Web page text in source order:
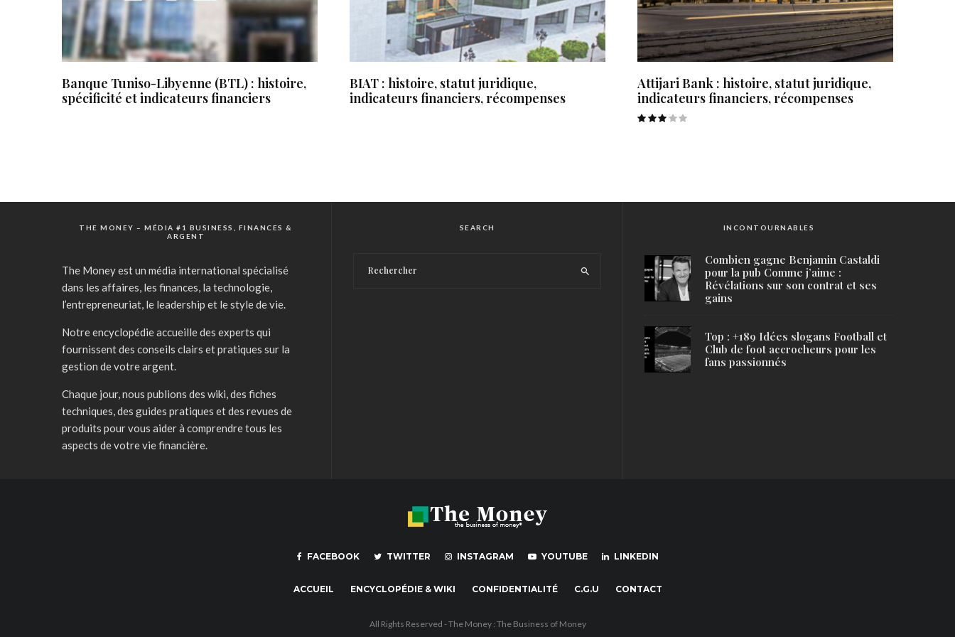
Banque Tuniso-Libyenne (BTL) : histoire,
spécificité et indicateurs financiers
BIAT : histoire, statut juridique,
indicateurs financiers, récompenses
Attijari Bank : histoire, statut juridique,
indicateurs financiers, récompenses
THE MONEY – MÉDIA #1 BUSINESS, FINANCES &
ARGENT
The Money est un média international spécialisé
dans les affaires, les finances, la technologie,
l’entrepreneuriat, le leadership et le style de vie.
Notre encyclopédie accueille des experts qui
fournissent des conseils clairs et pratiques sur la
gestion de votre argent.
Chaque jour, nous publions des wiki, des fiches
techniques, des guides pratiques et des revues de
produits pour vous aider à comprendre tous les
aspects de votre vie financière.
SEARCH INCONTOURNABLES
Combien gagne Benjamin Castaldi
pour la pub Comme j’aime :
Révélations sur son contrat et ses
gains
Top : +189 Idées slogans Football et
Club de foot accrocheurs pour les
fans passionnés
FACEBOOK TWITTER INSTAGRAM YOUTUBE LINKEDIN
ACCUEIL ENCYCLOPÉDIE & WIKI CONFIDENTIALITÉ C.G.U CONTACT
All Rights Reserved - The Money : The Business of Money